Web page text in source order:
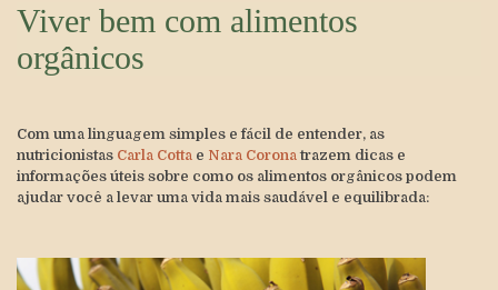
Viver bem com alimentos
orgânicos
Com uma linguagem simples e fácil de entender, as
nutricionistas Carla Cotta e Nara Corona trazem dicas e
informações úteis sobre como os alimentos orgânicos podem
ajudar você a levar uma vida mais saudável e equilibrada: